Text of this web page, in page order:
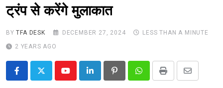
Classified
About Us
ट्रंप से करेंगे मुलाकात
BYTFA DESK DECEMBER 27, 2024
LESS THAN A MINUTE
2 YEARS AGO
YoutubeLinkedIn PinterestWhatsappPrint
Share